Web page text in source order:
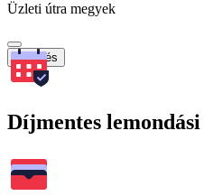
Üzleti útra megyek
Keresés
Díjmentes